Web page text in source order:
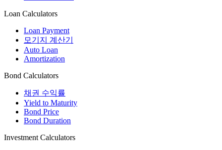
Loan Calculators
Loan Payment
모기지 계산기
Auto Loan
Amortization
Bond Calculators
채권 수익률
Yield to Maturity
Bond Price
Bond Duration
Investment Calculators